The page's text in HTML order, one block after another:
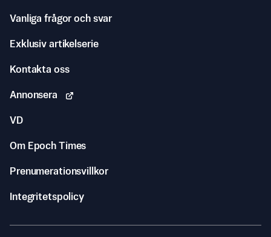
Vanliga frågor och svar
Exklusiv artikelserie
Kontakta oss
Annonsera
VD
Om Epoch Times
Prenumerationsvillkor
Integritetspolicy